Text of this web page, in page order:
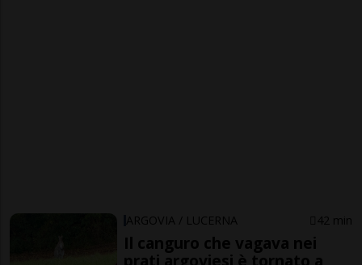
ARGOVIA / LUCERNA 42 min
Il canguro che vagava nei
prati argoviesi è tornato a